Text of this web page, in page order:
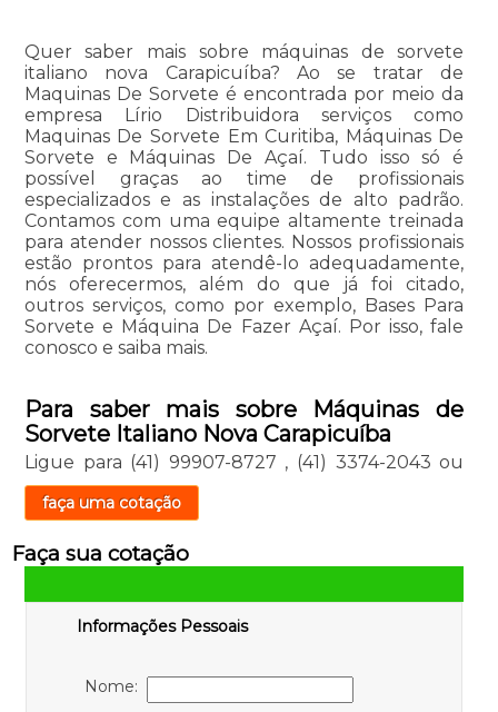
Quer saber mais sobre máquinas de sorvete
italiano nova Carapicuíba? Ao se tratar de
Maquinas De Sorvete é encontrada por meio da
empresa Lírio Distribuidora serviços como
Maquinas De Sorvete Em Curitiba, Máquinas De
Sorvete e Máquinas De Açaí. Tudo isso só é
possível graças ao time de profissionais
especializados e as instalações de alto padrão.
Contamos com uma equipe altamente treinada
para atender nossos clientes. Nossos profissionais
estão prontos para atendê-lo adequadamente,
nós oferecermos, além do que já foi citado,
outros serviços, como por exemplo, Bases Para
Sorvete e Máquina De Fazer Açaí. Por isso, fale
conosco e saiba mais.
Para saber mais sobre Máquinas de
Sorvete Italiano Nova Carapicuíba
Ligue para (41) 99907-8727 , (41) 3374-2043 ou
faça uma cotação
Faça sua cotação
Informações Pessoais
Nome: